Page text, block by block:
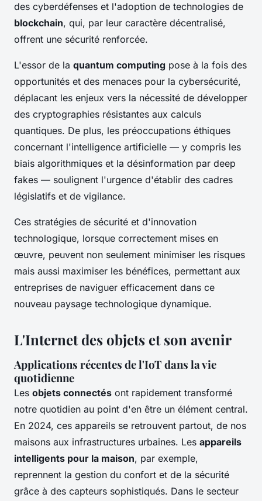
des cyberdéfenses et l'adoption de technologies de
blockchain, qui, par leur caractère décentralisé,
offrent une sécurité renforcée.
L'essor de la quantum computing pose à la fois des
opportunités et des menaces pour la cybersécurité,
déplacant les enjeux vers la nécessité de développer
des cryptographies résistantes aux calculs
quantiques. De plus, les préoccupations éthiques
concernant l'intelligence artificielle — y compris les
biais algorithmiques et la désinformation par deep
fakes — soulignent l'urgence d'établir des cadres
législatifs et de vigilance.
Ces stratégies de sécurité et d'innovation
technologique, lorsque correctement mises en
œuvre, peuvent non seulement minimiser les risques
mais aussi maximiser les bénéfices, permettant aux
entreprises de naviguer efficacement dans ce
nouveau paysage technologique dynamique.
L'Internet des objets et son avenir
Applications récentes de l'IoT dans la vie
quotidienne
Les objets connectés ont rapidement transformé
notre quotidien au point d'en être un élément central.
En 2024, ces appareils se retrouvent partout, de nos
maisons aux infrastructures urbaines. Les appareils
intelligents pour la maison, par exemple,
reprennent la gestion du confort et de la sécurité
grâce à des capteurs sophistiqués. Dans le secteur